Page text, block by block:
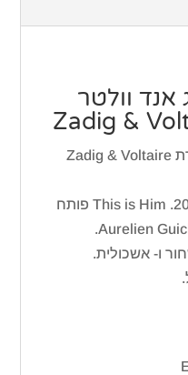
וולטר
Zadig &
הבושם This is Him של חברת Zadig & Voltaire
This is Him הושק בשנת 2016. This is Him פותח
ו- אשכולית.